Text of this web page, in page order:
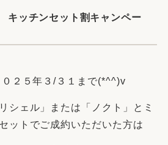
キッチンセット割キャンペー
２５年３/３１まで(*^^)v
シェル」または「ノクト」とミ
ットでご成約いただいた方は